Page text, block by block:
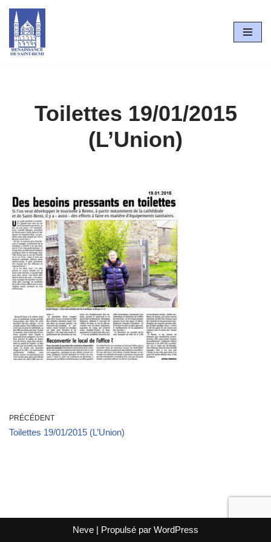
Aller
au
Toilettes 19/01/2015
(L’Union)
PRÉCÉDENT
Toilettes 19/01/2015 (L’Union)
Neve | Propulsé par WordPress